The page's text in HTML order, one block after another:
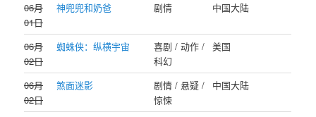
06月
01日
神兜兜和奶爸 剧情 中国大陆
06月
02日
蜘蛛侠：纵横宇宙
喜剧 / 动作 /
科幻
美国
06月
02日
煞面迷影
剧情 / 悬疑 /
惊悚
中国大陆